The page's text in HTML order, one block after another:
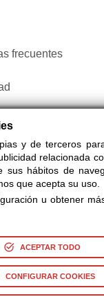
frecuentes
25 proveedores
Ociocultura
y de terceros
relacionada
sus hábitos de
que acepta su uso.
u obtener
ACEPTAR TODO
CONFIGURAR COOKIES